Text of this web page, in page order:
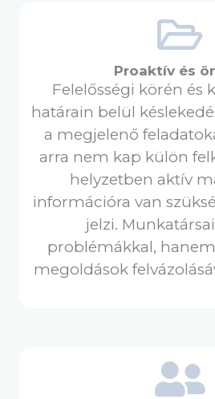
Proaktív és
Felelősségi körén és
határain belül
a megjelenő
arra nem kap külön
helyzetben aktív
információra van
jelzi.
problémákkal,
megoldások